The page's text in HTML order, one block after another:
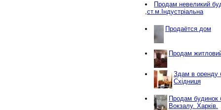
Продам невеликий
,ст.м.Індустріальна
Продаётся дом
Продам
Здам в оренду
Східниця
Продам будинок
Вокзалу. Харків.